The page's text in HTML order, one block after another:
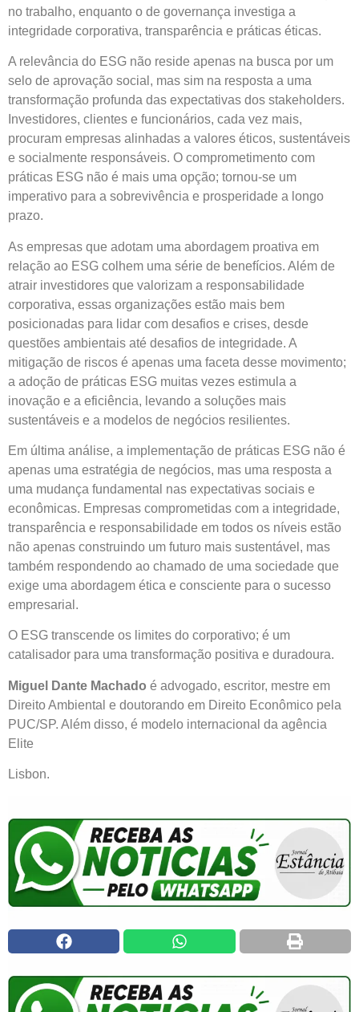
no trabalho, enquanto o de governança investiga a
integridade corporativa, transparência e práticas éticas.
A relevância do ESG não reside apenas na busca por um
selo de aprovação social, mas sim na resposta a uma
transformação profunda das expectativas dos stakeholders.
Investidores, clientes e funcionários, cada vez mais,
procuram empresas alinhadas a valores éticos, sustentáveis
e socialmente responsáveis. O comprometimento com
práticas ESG não é mais uma opção; tornou-se um
imperativo para a sobrevivência e prosperidade a longo
prazo.
As empresas que adotam uma abordagem proativa em
relação ao ESG colhem uma série de benefícios. Além de
atrair investidores que valorizam a responsabilidade
corporativa, essas organizações estão mais bem
posicionadas para lidar com desafios e crises, desde
questões ambientais até desafios de integridade. A
mitigação de riscos é apenas uma faceta desse movimento;
a adoção de práticas ESG muitas vezes estimula a
inovação e a eficiência, levando a soluções mais
sustentáveis e a modelos de negócios resilientes.
Em última análise, a implementação de práticas ESG não é
apenas uma estratégia de negócios, mas uma resposta a
uma mudança fundamental nas expectativas sociais e
econômicas. Empresas comprometidas com a integridade,
transparência e responsabilidade em todos os níveis estão
não apenas construindo um futuro mais sustentável, mas
também respondendo ao chamado de uma sociedade que
exige uma abordagem ética e consciente para o sucesso
empresarial.
O ESG transcende os limites do corporativo; é um
catalisador para uma transformação positiva e duradoura.
Miguel Dante Machado é advogado, escritor, mestre em
Direito Ambiental e doutorando em Direito Econômico pela
PUC/SP. Além disso, é modelo internacional da agência
Elite
Lisbon.